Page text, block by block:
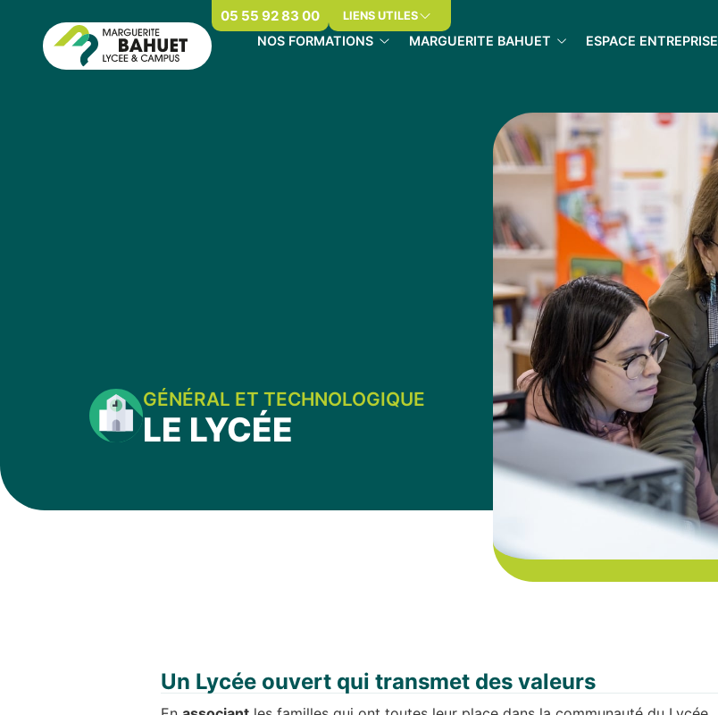
05 55 92 83 00 LIENS UTILES
NOS FORMATIONS MARGUERITE BAHUET ESPACE ENTREPRISE
GÉNÉRAL ET TECHNOLOGIQUE
LE LYCÉE
Un Lycée ouvert qui transmet des valeurs